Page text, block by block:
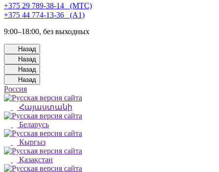
+375 29 789-38-14⠀(МТС)
+375 44 774-13-36⠀(А1)
9:00–18:00, без выходных
Назад
Назад
Назад
Назад
Россия
Հայաստանի
Беларусь
Кыргыз
Қазақстан